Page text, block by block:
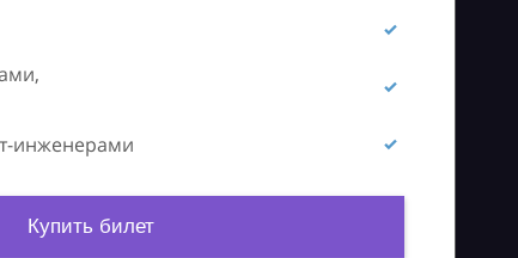
инженерами
Купить билет